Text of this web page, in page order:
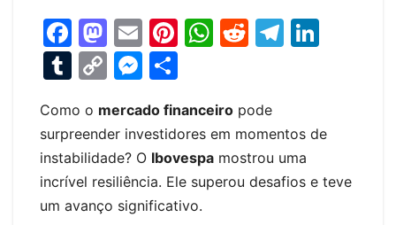
F
a
c
e
b
o
o
M
a
st
o
d
o
n
E
m
ai
l
Pi
e
st
W
s
A
p
R
di
t
T
a
m
dI
n
T
m
bl
r
C
p
y
Li
n
M
s
s
e
n
ar
e
Como o mercado financeiro pode
surpreender investidores em momentos de
instabilidade? O Ibovespa mostrou uma
incrível resiliência. Ele superou desafios e teve
um avanço significativo.